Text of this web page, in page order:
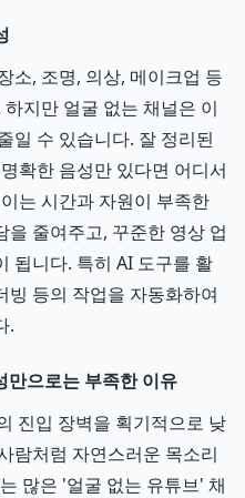
소, 조명, 의상, 메이크업 등
지만 얼굴 없는 채널은 이
일 수 있습니다. 잘 정리된
확한 음성만 있다면 어디서
는 시간과 자원이 부족한
줄여주고, 꾸준한 영상 업
됩니다. 특히 AI 도구를 활
빙 등의 작업을 자동화하여
.
으로는 부족한 이유
진입 장벽을 획기적으로 낮
람처럼 자연스러운 목소리
많은 '얼굴 없는 유튜브' 채